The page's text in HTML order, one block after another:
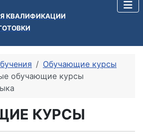
КВАЛИФИКАЦИИ
Обучающие курсы
обучающие курсы
КУРСЫ